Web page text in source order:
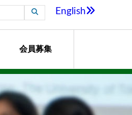
English
会員募集